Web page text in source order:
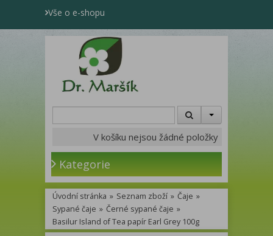
Vše o e-shopu
V košíku nejsou žádné položky
Kategorie
Úvodní stránka » Seznam zboží » Čaje »
Sypané čaje » Černé sypané čaje »
Basilur Island of Tea papír Earl Grey 100g